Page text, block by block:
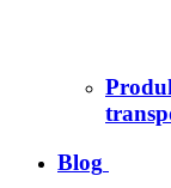
Blog